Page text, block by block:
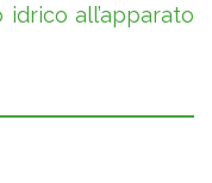
all’apparato